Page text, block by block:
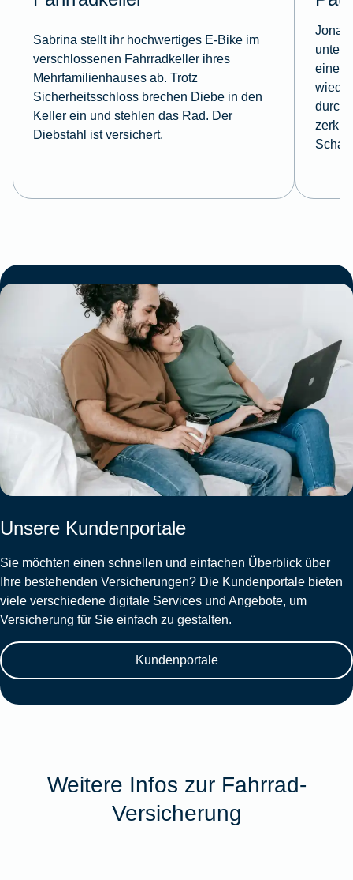
Sabrina stellt ihr hochwertiges E-Bike im
verschlossenen Fahrradkeller ihres
Mehrfamilienhauses ab. Trotz
Sicherheitsschloss brechen Diebe in den
Keller ein und stehlen das Rad. Der
Diebstahl ist versichert.
Jonas
einem
Unsere Kundenportale
Sie möchten einen schnellen und einfachen Überblick über
Ihre bestehenden Versicherungen? Die Kundenportale bieten
viele verschiedene digitale Services und Angebote, um
Versicherung für Sie einfach zu gestalten.
Kundenportale
Weitere Infos zur Fahrrad-
Versicherung